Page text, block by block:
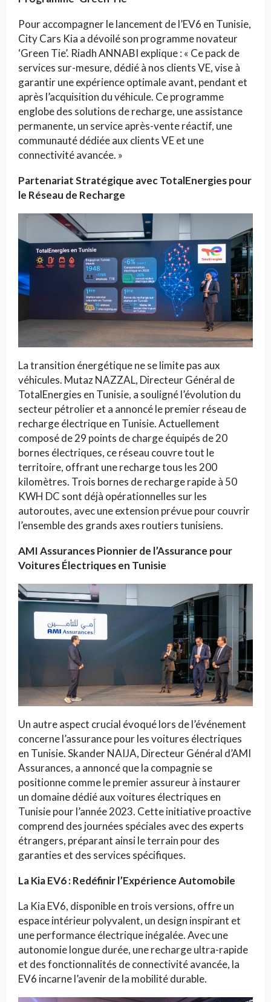
Pour accompagner le lancement de l’EV6 en Tunisie,
City Cars Kia a dévoilé son programme novateur
‘Green Tie’. Riadh ANNABI explique : « Ce pack de
services sur-mesure, dédié à nos clients VE, vise à
garantir une expérience optimale avant, pendant et
après l’acquisition du véhicule. Ce programme
englobe des solutions de recharge, une assistance
permanente, un service après-vente réactif, une
communauté dédiée aux clients VE et une
connectivité avancée. »
Partenariat Stratégique avec TotalEnergies pour
le Réseau de Recharge
La transition énergétique ne se limite pas aux
véhicules. Mutaz NAZZAL, Directeur Général de
TotalEnergies en Tunisie, a souligné l’évolution du
secteur pétrolier et a annoncé le premier réseau de
recharge électrique en Tunisie. Actuellement
composé de 29 points de charge équipés de 20
bornes électriques, ce réseau couvre tout le
territoire, offrant une recharge tous les 200
kilomètres. Trois bornes de recharge rapide à 50
KWH DC sont déjà opérationnelles sur les
autoroutes, avec une extension prévue pour couvrir
l’ensemble des grands axes routiers tunisiens.
AMI Assurances Pionnier de l’Assurance pour
Voitures Électriques en Tunisie
Un autre aspect crucial évoqué lors de l’événement
concerne l’assurance pour les voitures électriques
en Tunisie. Skander NAIJA, Directeur Général d’AMI
Assurances, a annoncé que la compagnie se
positionne comme le premier assureur à instaurer
un domaine dédié aux voitures électriques en
Tunisie pour l’année 2023. Cette initiative proactive
comprend des journées spéciales avec des experts
étrangers, préparant ainsi le terrain pour des
garanties et des services spécifiques.
La Kia EV6 : Redéfinir l’Expérience Automobile
La Kia EV6, disponible en trois versions, offre un
espace intérieur polyvalent, un design inspirant et
une performance électrique inégalée. Avec une
autonomie longue durée, une recharge ultra-rapide
et des fonctionnalités de connectivité avancée, la
EV6 incarne l’avenir de la mobilité durable.